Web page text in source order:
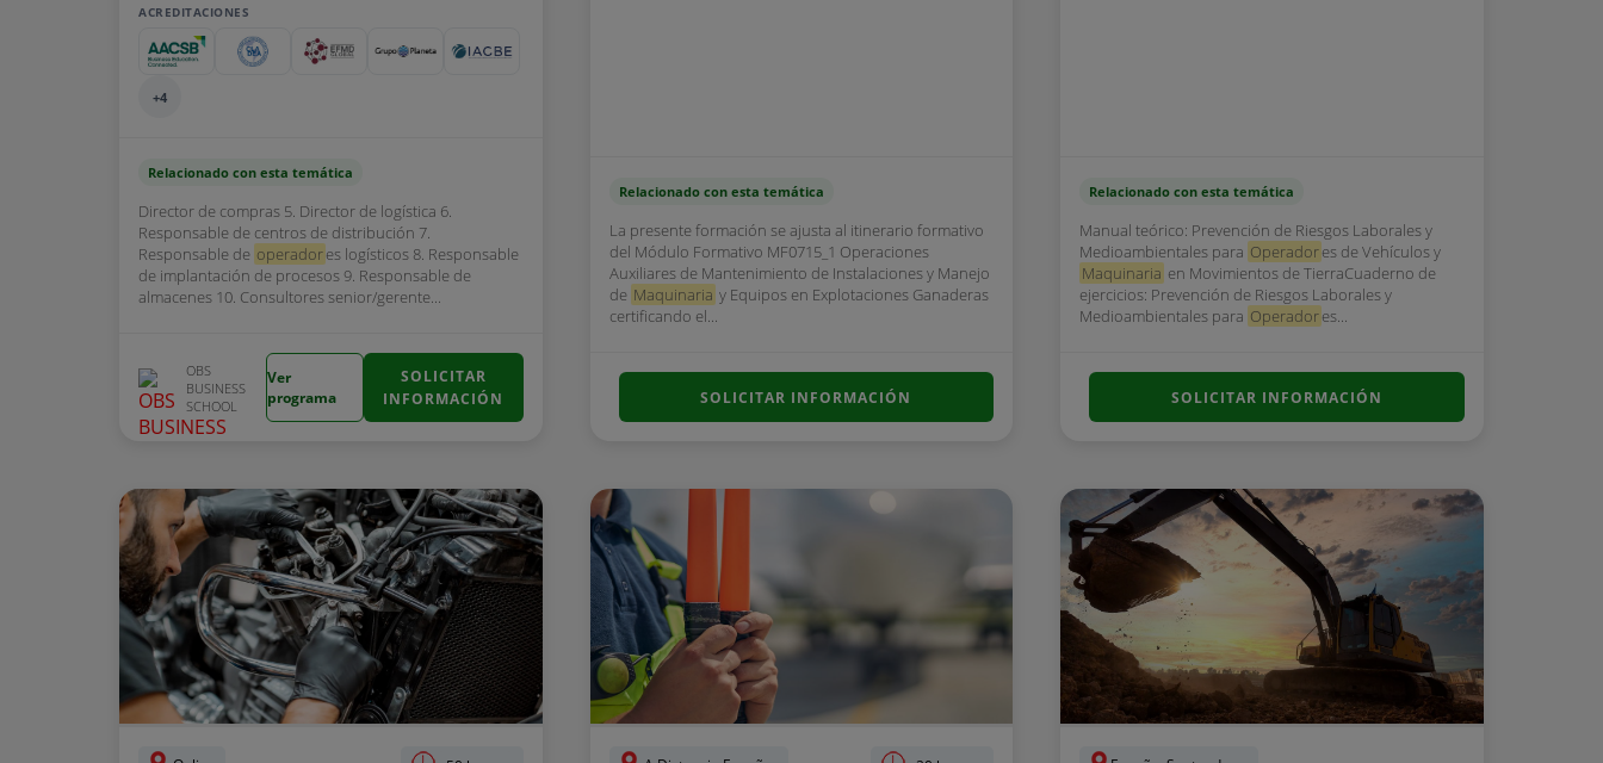
ACREDITACIONES
+4
Relacionado con esta temática
Director de compras 5. Director de logística 6.
Responsable de centros de distribución 7.
Responsable de operadores logísticos 8. Responsable
de implantación de procesos 9. Responsable de
almacenes 10. Consultores senior/gerente...
OBS
BUSINESS
SCHOOL
Ver
programa
SOLICITAR
INFORMACIÓN
Relacionado con esta temática
La presente formación se ajusta al itinerario formativo
del Módulo Formativo MF0715_1 Operaciones
Auxiliares de Mantenimiento de Instalaciones y Manejo
de Maquinaria y Equipos en Explotaciones Ganaderas
certificando el...
SOLICITAR INFORMACIÓN
Relacionado con esta temática
Manual teórico: Prevención de Riesgos Laborales y
Medioambientales para Operadores de Vehículos y
Maquinaria en Movimientos de TierraCuaderno de
ejercicios: Prevención de Riesgos Laborales y
Medioambientales para Operadores...
SOLICITAR INFORMACIÓN